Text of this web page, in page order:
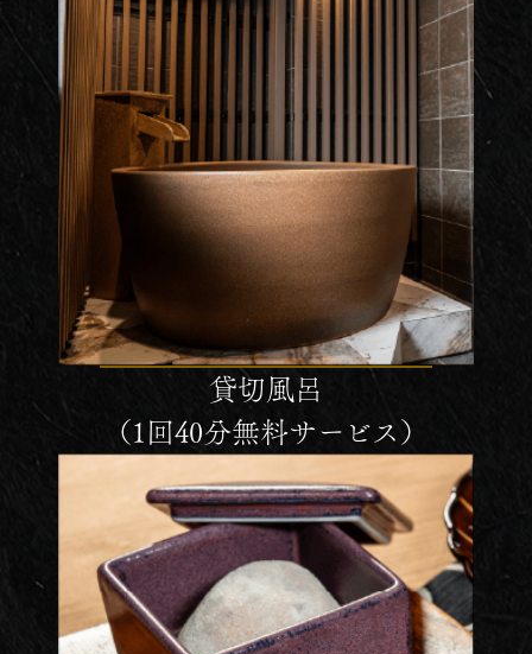
貸切風呂
（1回40分無料サービス）